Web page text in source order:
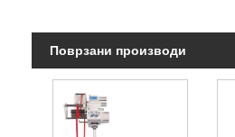
Поврзани производи